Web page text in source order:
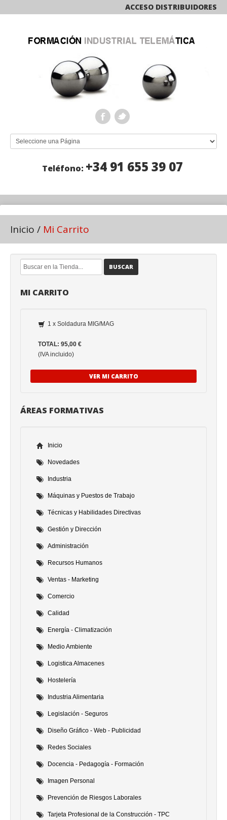
ACCESO DISTRIBUIDORES
Teléfono: +34 91 655 39 07
Inicio / Mi Carrito
BUSCAR
MI CARRITO
1 x Soldadura MIG/MAG
TOTAL: 95,00 €
(IVA incluido)
VER MI CARRITO
ÁREAS FORMATIVAS
Inicio
Novedades
Industria
Máquinas y Puestos de Trabajo
Técnicas y Habilidades Directivas
Gestión y Dirección
Administración
Recursos Humanos
Ventas - Marketing
Comercio
Calidad
Energía - Climatización
Medio Ambiente
Logistica Almacenes
Hostelería
Industria Alimentaria
Legislación - Seguros
Diseño Gráfico - Web - Publicidad
Redes Sociales
Docencia - Pedagogía - Formación
Imagen Personal
Prevención de Riesgos Laborales
Tarjeta Profesional de la Construcción - TPC